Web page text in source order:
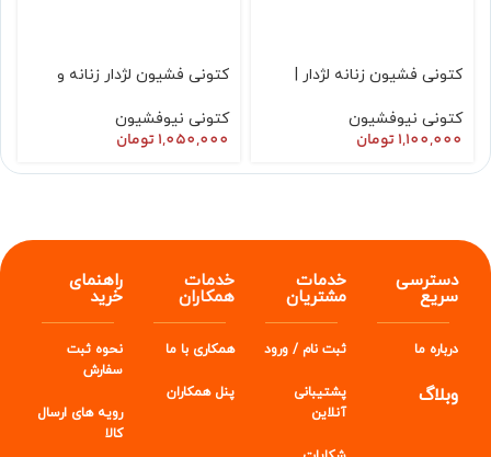
کتونی فشیون زنانه لژدار |
کتونی نیوفشیون
1,100,000تومان
کتونی فشیون لژدار زنانه و
کتونی نیوفشیون
1,050,000تومان
دسترسی
سریع
درباره ما
وبلاگ
خدمات
مشتریان
ثبت نام / ورود
پشتیبانی
آنلاین
خدمات
همکاران
همکاری با ما
پنلهمکاران
راهنمای
خرید
نحوه ثبت
سفارش
رویه های ارسال
کالا